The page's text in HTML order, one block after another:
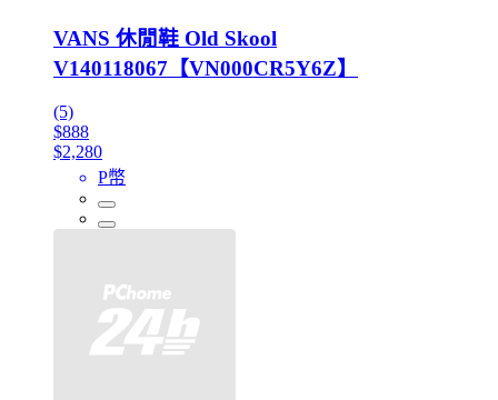
VANS 休閒鞋 Old Skool
V140118067【VN000CR5Y6Z】
(5)
$888
$2,280
P幣